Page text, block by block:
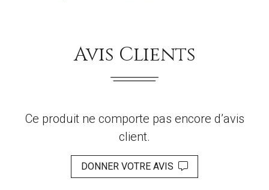
Avis Clients
Ce produit ne comporte pas encore d’avis
client.
DONNER VOTRE AVIS